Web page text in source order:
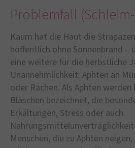
Problemfall
Kaum hat die Haut die
hoffentlich ohne Sonnenbrand –
eine weitere für die herbstliche
Unannehmlichkeit: Aphten an
oder Rachen. Als Aphten
Bläschen bezeichnet, die
Erkältungen, Stress oder auch
Menschen, die zu Aphten